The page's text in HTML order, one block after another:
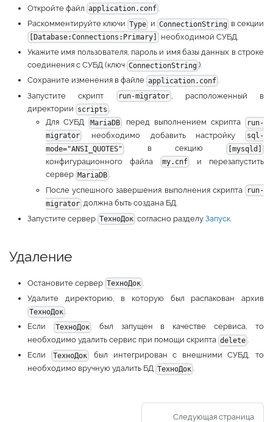
Откройте файл application.conf
Раскомментируйте ключи Type и ConnectionString в секции
[Database:Connections:Primary]
необходимой СУБД.
Укажите имя пользователя, пароль и имя базы данных в строке
соединения с СУБД (ключ ConnectionString ).
Сохраните изменения в файле application.conf .
Запустите скрипт
run-migrator
, расположенный в
директории scripts .
Для СУБД
MariaDB перед выполнением скрипта
run-
migrator
необходимо добавить настройку
sql-
mode="ANSI_QUOTES"
в секцию [mysqld]
конфигурационного файла my.cnf
и перезапустить
сервер MariaDB .
После успешного завершения выполнения скрипта
run-
migrator должна быть создана БД.
Запустите сервер ТехноДок согласно разделу Запуск
Удаление
Остановите сервер ТехноДок
Удалите директорию, в которую был распакован архив
ТехноДок .
Если
ТехноДок
был запущен в качестве сервиса, то
необходимо удалить сервис при помощи скрипта delete
Если
ТехноДок
был интегрирован с внешними СУБД, то
необходимо вручную удалить БД ТехноДок
Следующая страница